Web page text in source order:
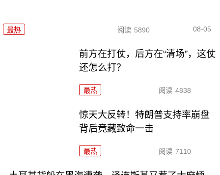
最热 阅读 5890 08-05
前方在打仗，后方在“清场”，这仗
还怎么打？
最热 阅读 4838
惊天大反转！特朗普支持率崩盘
背后竟藏致命一击
最热 阅读 7110